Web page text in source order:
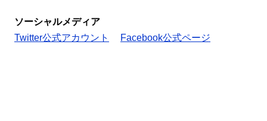
ソーシャルメディア
Twitter公式アカウント
Facebook公式ページ